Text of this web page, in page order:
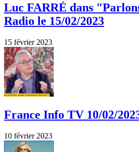
Luc FARRÉ dans
Radio le 15/02/2023
15 février 2023
France Info TV 10/02/
10 février 2023